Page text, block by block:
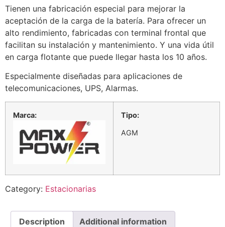
Tienen una fabricación especial para mejorar la
aceptación de la carga de la batería. Para ofrecer un
alto rendimiento, fabricadas con terminal frontal que
facilitan su instalación y mantenimiento. Y una vida útil
en carga flotante que puede llegar hasta los 10 años.
Especialmente diseñadas para aplicaciones de
telecomunicaciones, UPS, Alarmas.
Marca: Tipo:
AGM
Category: Estacionarias
Description Additional information